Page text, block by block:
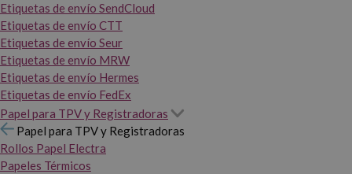
Etiquetas de envío SendCloud
Etiquetas de envío CTT
Etiquetas de envío Seur
Etiquetas de envío MRW
Etiquetas de envío Hermes
Etiquetas de envío FedEx
Papel para TPV y Registradoras
Papel para TPV y Registradoras
Rollos Papel Electra
Papeles Térmicos